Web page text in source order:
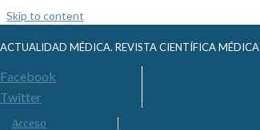
Skip to content
ACTUALIDAD MÉDICA. REVISTA CIENTÍFICA MÉDICA
Facebook
Twitter
Acceso